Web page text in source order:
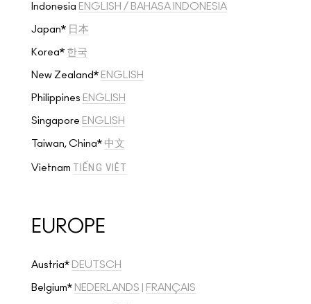
Indonesia ENGLISH / BAHASA INDONESIA
Japan* 日本
Korea* 한국
New Zealand* ENGLISH
Philippines ENGLISH
Singapore ENGLISH
Taiwan, China* 中文
Vietnam TIẾNG VIỆT
EUROPE
Austria* DEUTSCH
Belgium* NEDERLANDS FRANÇAIS